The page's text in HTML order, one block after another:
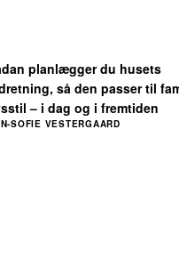
planlægger du husets
så den passer til
– i dag og i fremtiden
SOFIE VESTERGAARD